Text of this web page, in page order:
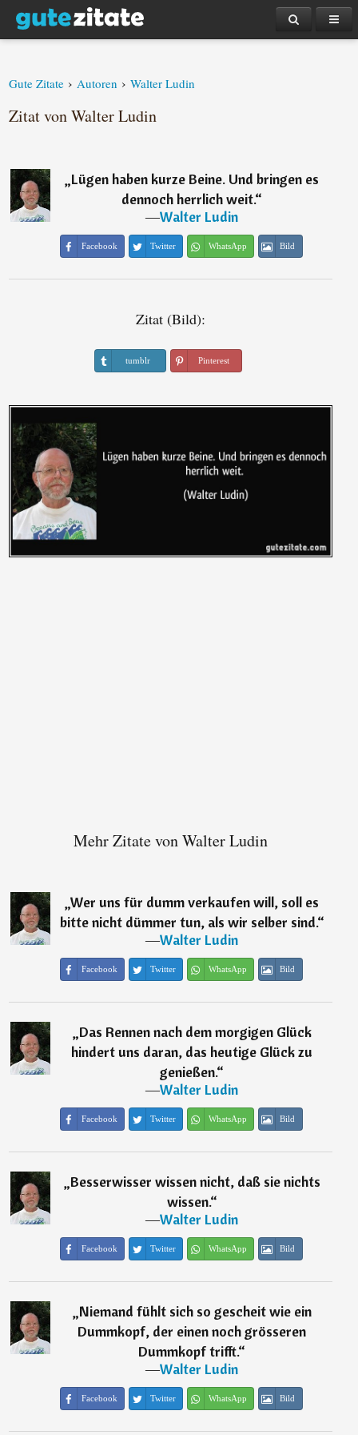
Gute Zitate › Autoren › Walter Ludin
Zitat von Walter Ludin
„Lügen haben kurze Beine. Und bringen es
dennoch herrlich weit.“
―Walter Ludin
Facebook Twitter WhatsApp Bild
Zitat (Bild):
tumblr Pinterest
Mehr Zitate von Walter Ludin
„Wer uns für dumm verkaufen will, soll es
bitte nicht dümmer tun, als wir selber sind.“
―Walter Ludin
Facebook Twitter WhatsApp Bild
„Das Rennen nach dem morgigen Glück
hindert uns daran, das heutige Glück zu
genießen.“
―Walter Ludin
Facebook Twitter WhatsApp Bild
„Besserwisser wissen nicht, daß sie nichts
wissen.“
―Walter Ludin
Facebook Twitter WhatsApp Bild
„Niemand fühlt sich so gescheit wie ein
Dummkopf, der einen noch grösseren
Dummkopf trifft.“
―Walter Ludin
Facebook Twitter WhatsApp Bild